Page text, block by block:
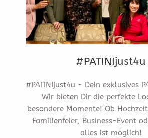
#PATINIjust4u
#PATINIjust4u - Dein exklusives
Wir bieten Dir die perfekte
besondere Momente! Ob
Familienfeier, Business-Event
alles ist möglich!